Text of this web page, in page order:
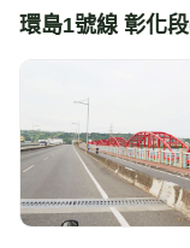
環島1號線 彰化段